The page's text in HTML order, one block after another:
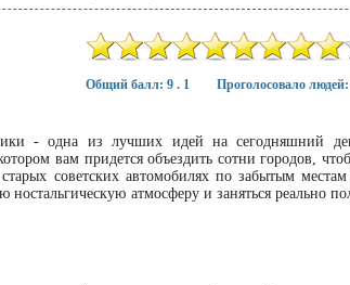
Общий балл: 9 . 1 Проголосовало
- одна из лучших идей на сегодняшний
вам придется объездить сотни городов,
советских автомобилях по забытым
атмосферу и заняться реально